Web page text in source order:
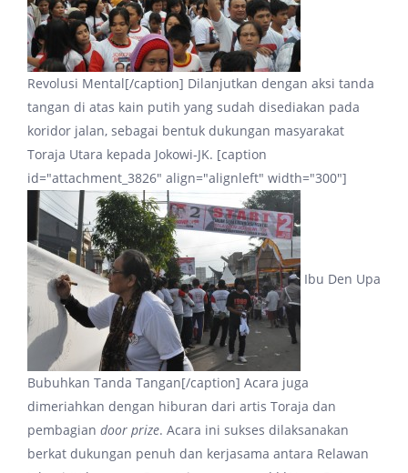
Revolusi Mental[/caption] Dilanjutkan dengan aksi tanda
tangan di atas kain putih yang sudah disediakan pada
koridor jalan, sebagai bentuk dukungan masyarakat
Toraja Utara kepada Jokowi-JK. [caption
id="attachment_3826" align="alignleft" width="300"]
Ibu Den Upa
Bubuhkan Tanda Tangan[/caption] Acara juga
dimeriahkan dengan hiburan dari artis Toraja dan
pembagian door prize. Acara ini sukses dilaksanakan
berkat dukungan penuh dan kerjasama antara Relawan